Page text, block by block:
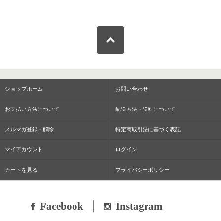
ショップホーム お問い合わせ
お支払い方法について 配送方法・送料について
メルマガ登録・解除 特定商取引法に基づく表記
マイアカウント ログイン
カートを見る プライバシーポリシー
Facebook Instagram